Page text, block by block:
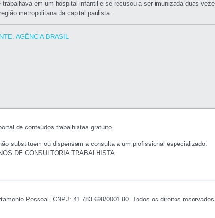
trabalhava em um hospital infantil e se recusou a ser imunizada duas
metropolitana da capital paulista.
AGÊNCIA BRASIL
de conteúdos trabalhistas gratuito.
substituem ou dispensam a consulta a um profissional especializado.
DE CONSULTORIA TRABALHISTA
Pessoal. CNPJ: 41.783.699/0001-90. Todos os direitos reservados.